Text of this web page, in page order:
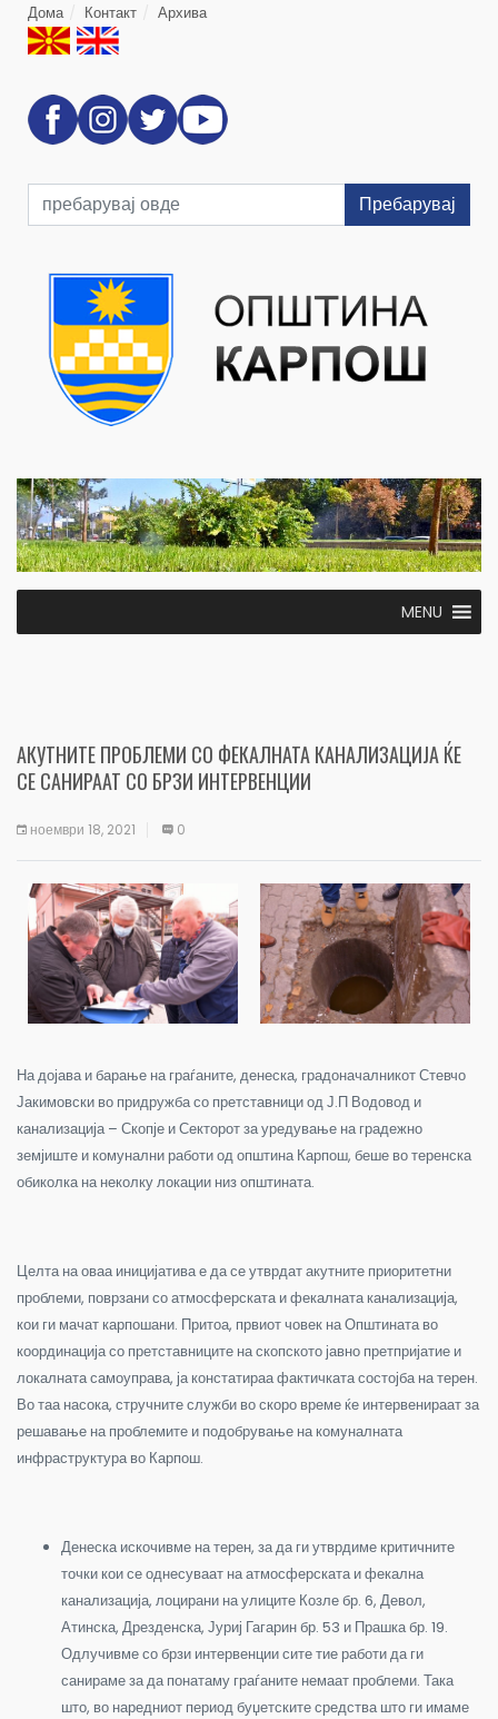
Дома Контакт Архива
Пребарувај
MENU
АКУТНИТЕ ПРОБЛЕМИ СО ФЕКАЛНАТА КАНАЛИЗАЦИЈА ЌЕ
СЕ САНИРААТ СО БРЗИ ИНТЕРВЕНЦИИ
ноември 18, 2021 0
На дојава и барање на граѓаните, денеска, градоначалникот Стевчо
Јакимовски во придружба со претставници од Ј.П Водовод и
канализација – Скопје и Секторот за уредување на градежно
земјиште и комунални работи од општина Карпош, беше во теренска
обиколка на неколку локации низ општината.
Целта на оваа иницијатива е да се утврдат акутните приоритетни
проблеми, поврзани со атмосферската и фекалната канализација,
кои ги мачат карпошани. Притоа, првиот човек на Општината во
координација со претставниците на скопското јавно претпријатие и
локалната самоуправа, ја констатираа фактичката состојба на терен.
Во таа насока, стручните служби во скоро време ќе интервенираат за
решавање на проблемите и подобрување на комуналната
инфраструктура во Карпош.
Денеска искочивме на терен, за да ги утврдиме критичните
точки кои се однесуваат на атмосферската и фекална
канализација, лоцирани на улиците Козле бр. 6, Девол,
Атинска, Дрезденска, Јуриј Гагарин бр. 53 и Прашка бр. 19.
Одлучивме со брзи интервенции сите тие работи да ги
санираме за да понатаму граѓаните немаат проблеми. Така
што, во наредниот период буџетските средства што ги имаме